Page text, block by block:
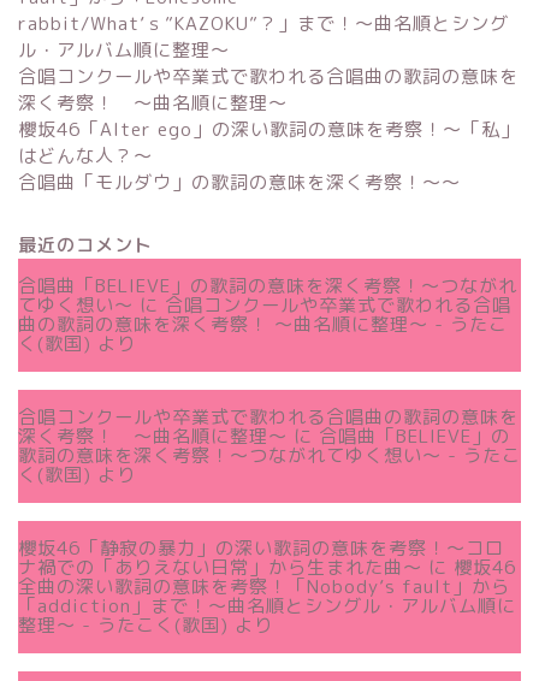
rabbit/What’ｓ”KAZOKU”？」まで！〜曲名順とシング
ル・アルバム順に整理～
合唱コンクールや卒業式で歌われる合唱曲の歌詞の意味を
深く考察！ 〜曲名順に整理〜
櫻坂46「Alter ego」の深い歌詞の意味を考察！〜「私」
はどんな人？～
合唱曲「モルダウ」の歌詞の意味を深く考察！〜〜
最近のコメント
合唱曲「BELIEVE」の歌詞の意味を深く考察！〜つながれ
てゆく想い〜 に 合唱コンクールや卒業式で歌われる合唱
曲の歌詞の意味を深く考察！ 〜曲名順に整理〜 - うたこ
く(歌国) より
合唱コンクールや卒業式で歌われる合唱曲の歌詞の意味を
深く考察！ 〜曲名順に整理〜 に 合唱曲「BELIEVE」の
歌詞の意味を深く考察！〜つながれてゆく想い〜 - うたこ
く(歌国) より
櫻坂46「静寂の暴力」の深い歌詞の意味を考察！〜コロ
ナ禍での「ありえない日常」から生まれた曲～ に 櫻坂46
全曲の深い歌詞の意味を考察！「Nobody’s fault」から
「addiction」まで！〜曲名順とシングル・アルバム順に
整理～ - うたこく(歌国) より